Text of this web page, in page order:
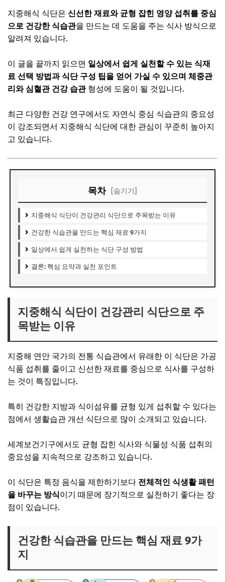
지중해식 식단은 신선한 재료와 균형 잡힌 영양 섭취를 중심
으로 건강한 식습관을 만드는 데 도움을 주는 식사 방식으로
알려져 있습니다.
이 글을 끝까지 읽으면 일상에서 쉽게 실천할 수 있는 식재
료 선택 방법과 식단 구성 팁을 얻어 가실 수 있으며 체중관
리와 심혈관 건강 습관형성에 도움이 될 것입니다.
최근 다양한 건강 연구에서도 자연식 중심 식습관의 중요성
이 강조되면서 지중해식 식단에 대한 관심이 꾸준히 높아지
고 있습니다.
목차 [숨기기]
지중해식 식단이 건강관리 식단으로 주목받는 이유
건강한 식습관을 만드는 핵심 재료 9가지
일상에서 쉽게 실천하는 식단 구성 방법
결론: 핵심 요약과 실천 포인트
지중해식 식단이 건강관리 식단으로 주
목받는 이유
지중해 연안 국가의 전통 식습관에서 유래한 이 식단은 가공
식품 섭취를 줄이고 신선한 재료를 중심으로 식사를 구성하
는 것이 특징입니다.
특히 건강한 지방과 식이섬유를 균형 있게 섭취할 수 있다는
점에서 생활습관 개선 식단으로 많이 소개되고 있습니다.
세계보건기구에서도 균형 잡힌 식사와 식물성 식품 섭취의
중요성을 지속적으로 강조하고 있습니다.
이 식단은 특정 음식을 제한하기보다 전체적인 식생활 패턴
을 바꾸는 방식이기 때문에 장기적으로 실천하기 좋다는 장
점이 있습니다.
건강한 식습관을 만드는 핵심 재료 9가
지